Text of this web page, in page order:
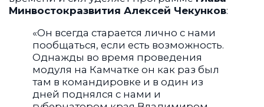
Минвостокразвития Алексей Чекунков:
«Он всегда старается лично с нами
пообщаться, если есть возможность.
Однажды во время проведения
модуля на Камчатке он как раз был
там в командировке и в один из
дней поднялся с нами и